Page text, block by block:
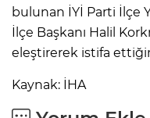
bulunan İYİ Parti İlçe
İlçe Başkanı Halil
eleştirerek istifa
Kaynak: İHA